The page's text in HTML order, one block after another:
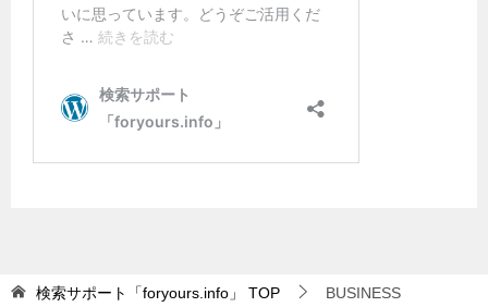
検索サポート「foryours.info」 TOP BUSINESS